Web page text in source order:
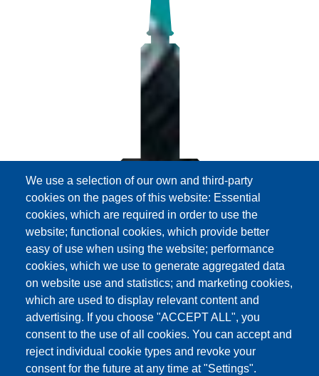
We use a selection of our own and third-party
cookies on the pages of this website: Essential
cookies, which are required in order to use the
website; functional cookies, which provide better
easy of use when using the website; performance
cookies, which we use to generate aggregated data
on website use and statistics; and marketing cookies,
which are used to display relevant content and
advertising. If you choose "ACCEPT ALL", you
consent to the use of all cookies. You can accept and
reject individual cookie types and revoke your
consent for the future at any time at "Settings".